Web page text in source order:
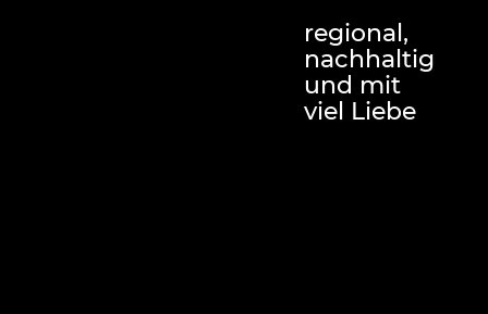
regional,
nachhaltig
und mit
viel Liebe